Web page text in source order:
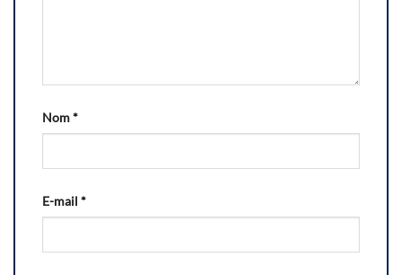
Nom*
E-mail *